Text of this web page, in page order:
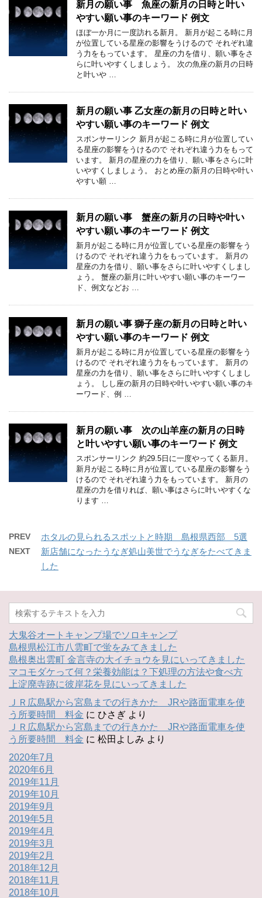
新月の願い事 魚座の新月の日時と叶い
やすい願い事のキーワード 例文
ほぼ一か月に一度訪れる新月。 新月が起こる時に月
が位置している星座の影響をうけるので それぞれ違
う力をもっています。 星座の力を借り、願い事をさ
らに叶いやすくしましょう。 次の魚座の新月の日時
と叶いや …
新月の願い事 乙女座の新月の日時と叶い
やすい願い事のキーワード 例文
スポンサーリンク 新月が起こる時に月が位置してい
る星座の影響をうけるので それぞれ違う力をもって
います。 新月の星座の力を借り、願い事をさらに叶
いやすくしましょう。 おとめ座の新月の日時や叶い
やすい願 …
新月の願い事 蟹座の新月の日時や叶い
やすい願い事のキーワード 例文
新月が起こる時に月が位置している星座の影響をう
けるので それぞれ違う力をもっています。 新月の
星座の力を借り、願い事をさらに叶いやすくしまし
ょう。 蟹座の新月に叶いやすい願い事のキーワー
ド、例文などお …
新月の願い事 獅子座の新月の日時と叶い
やすい願い事のキーワード 例文
新月が起こる時に月が位置している星座の影響をう
けるので それぞれ違う力をもっています。 新月の
星座の力を借り、願い事をさらに叶いやすくしまし
ょう。 しし座の新月の日時や叶いやすい願い事のキ
ーワード、例 …
新月の願い事 次の山羊座の新月の日時
と叶いやすい願い事のキーワード 例文
スポンサーリンク 約29.5日に一度やってくる新月。
新月が起こる時に月が位置している星座の影響をう
けるので それぞれ違う力をもっています。 新月の
星座の力を借りれば、願い事はさらに叶いやすくな
ります …
PREV ホタルの見られるスポットと時期 島根県西部 5選
NEXT
新店舗になったうなぎ処山美世でうなぎをたべてきま
した
大鬼谷オートキャンプ場でソロキャンプ
島根県松江市八雲町で蛍をみてきました
島根奥出雲町 金言寺の大イチョウを見にいってきました
マコモダケって何？栄養効能は？下処理の方法や食べ方
上淀廃寺跡に彼岸花を見にいってきました
ＪＲ広島駅から宮島までの行きかた JRや路面電車を使
う所要時間 料金 に ひさぎ より
ＪＲ広島駅から宮島までの行きかた JRや路面電車を使
う所要時間 料金 に 松田よしみ より
2020年7月
2020年6月
2019年11月
2019年10月
2019年9月
2019年5月
2019年4月
2019年3月
2019年2月
2018年12月
2018年11月
2018年10月